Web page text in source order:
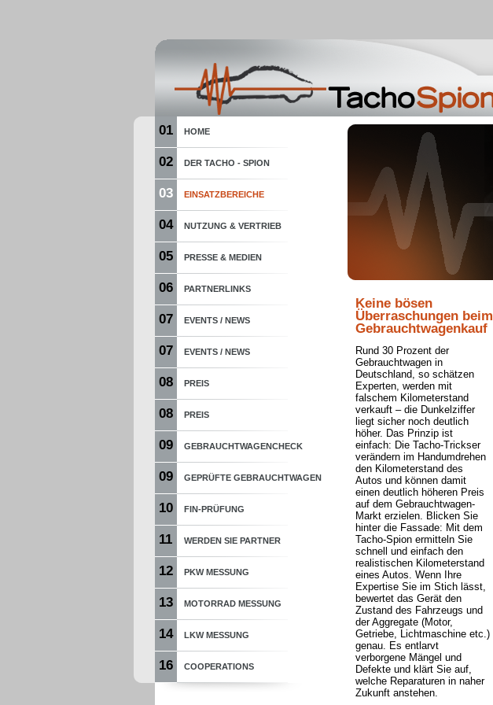
01 HOME
02 DER TACHO - SPION
03 EINSATZBEREICHE
04 NUTZUNG & VERTRIEB
05 PRESSE & MEDIEN
06 PARTNERLINKS
07 EVENTS / NEWS
07 EVENTS / NEWS
08 PREIS
08 PREIS
09 GEBRAUCHTWAGENCHECK
09 GEPRÜFTE GEBRAUCHTWAGEN
10 FIN-PRÜFUNG
11 WERDEN SIE PARTNER
12 PKW MESSUNG
13 MOTORRAD MESSUNG
14 LKW MESSUNG
16 COOPERATIONS
Keine bösen
Überraschungen beim
Gebrauchtwagenkauf
Rund 30 Prozent der
Gebrauchtwagen in
Deutschland, so schätzen
Experten, werden mit
falschem Kilometerstand
verkauft – die Dunkelziffer
liegt sicher noch deutlich
höher. Das Prinzip ist
einfach: Die Tacho-Trickser
verändern im Handumdrehen
den Kilometerstand des
Autos und können damit
einen deutlich höheren Preis
auf dem Gebrauchtwagen-
Markt erzielen. Blicken Sie
hinter die Fassade: Mit dem
Tacho-Spion ermitteln Sie
schnell und einfach den
realistischen Kilometerstand
eines Autos. Wenn Ihre
Expertise Sie im Stich lässt,
bewertet das Gerät den
Zustand des Fahrzeugs und
der Aggregate (Motor,
Getriebe, Lichtmaschine etc.)
genau. Es entlarvt
verborgene Mängel und
Defekte und klärt Sie auf,
welche Reparaturen in naher
Zukunft anstehen.